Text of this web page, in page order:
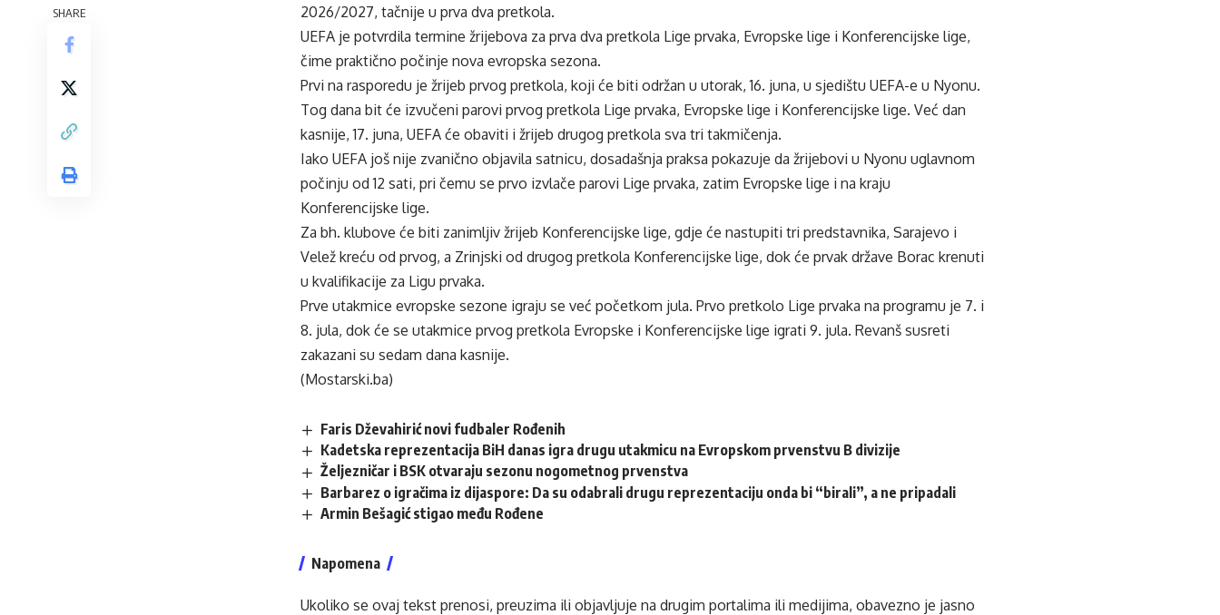
SHARE
2026/2027, tačnije u prva dva pretkola.
UEFA je potvrdila termine žrijebova za prva dva pretkola Lige prvaka, Evropske lige i Konferencijske lige,
čime praktično počinje nova evropska sezona.
Prvi na rasporedu je žrijeb prvog pretkola, koji će biti održan u utorak, 16. juna, u sjedištu UEFA-e u Nyonu.
Tog dana bit će izvučeni parovi prvog pretkola Lige prvaka, Evropske lige i Konferencijske lige. Već dan
kasnije, 17. juna, UEFA će obaviti i žrijeb drugog pretkola sva tri takmičenja.
Iako UEFA još nije zvanično objavila satnicu, dosadašnja praksa pokazuje da žrijebovi u Nyonu uglavnom
počinju od 12 sati, pri čemu se prvo izvlače parovi Lige prvaka, zatim Evropske lige i na kraju
Konferencijske lige.
Za bh. klubove će biti zanimljiv žrijeb Konferencijske lige, gdje će nastupiti tri predstavnika, Sarajevo i
Velež kreću od prvog, a Zrinjski od drugog pretkola Konferencijske lige, dok će prvak države Borac krenuti
u kvalifikacije za Ligu prvaka.
Prve utakmice evropske sezone igraju se već početkom jula. Prvo pretkolo Lige prvaka na programu je 7. i
8. jula, dok će se utakmice prvog pretkola Evropske i Konferencijske lige igrati 9. jula. Revanš susreti
zakazani su sedam dana kasnije.
(Mostarski.ba)
Faris Dževahirić novi fudbaler Rođenih
Kadetska reprezentacija BiH danas igra drugu utakmicu na Evropskom prvenstvu B divizije
Željezničar i BSK otvaraju sezonu nogometnog prvenstva
Barbarez o igračima iz dijaspore: Da su odabrali drugu reprezentaciju onda bi “birali”, a ne pripadali
Armin Bešagić stigao među Rođene
Napomena
Ukoliko se ovaj tekst prenosi, preuzima ili objavljuje na drugim portalima ili medijima, obavezno je jasno